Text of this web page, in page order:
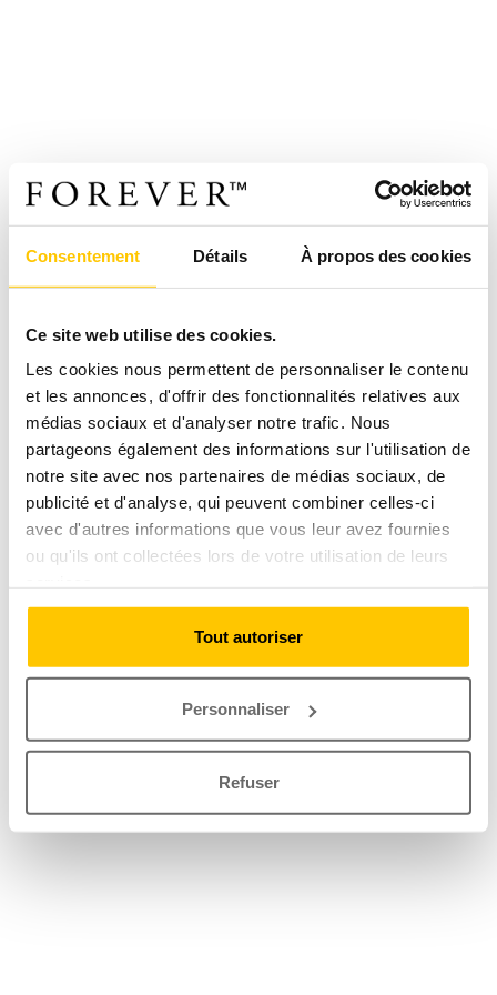
Consentement Détails À propos des cookies
Ce site web utilise des cookies.
Les cookies nous permettent de personnaliser le contenu
et les annonces, d'offrir des fonctionnalités relatives aux
médias sociaux et d'analyser notre trafic. Nous
partageons également des informations sur l'utilisation de
notre site avec nos partenaires de médias sociaux, de
publicité et d'analyse, qui peuvent combiner celles-ci
avec d'autres informations que vous leur avez fournies
ou qu'ils ont collectées lors de votre utilisation de leurs
Tout autoriser
Personnaliser
Refuser